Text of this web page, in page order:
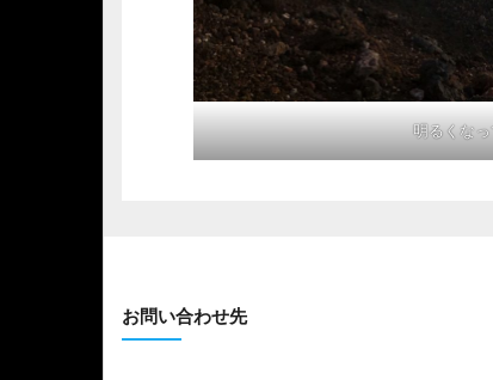
明るくなっ
お問い合わせ先